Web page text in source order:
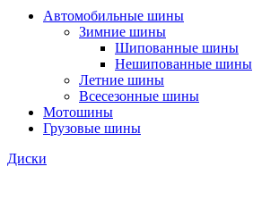
Автомобильные шины
Зимние шины
Шипованные шины
Нешипованные шины
Летние шины
Всесезонные шины
Мотошины
Грузовые шины
Диски